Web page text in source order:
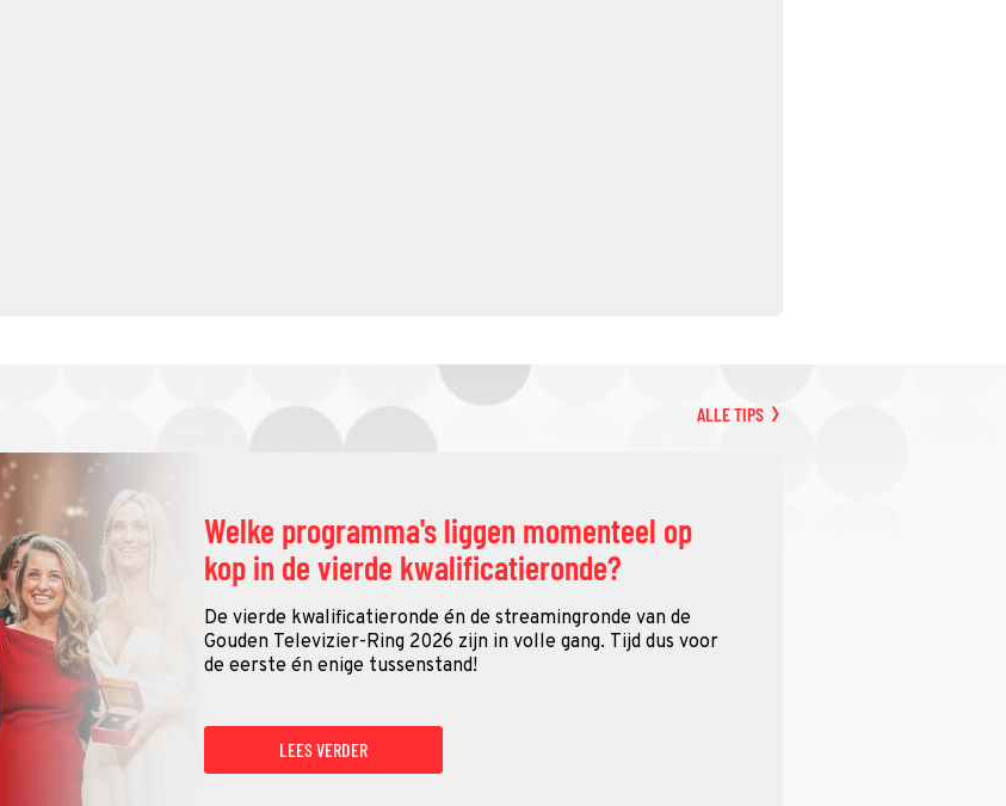
ALLE TIPS
Welke programma's liggen momenteel op
kop in de vierde kwalificatieronde?
De vierde kwalificatieronde én de streamingronde van de
Gouden Televizier-Ring 2026 zijn in volle gang. Tijd dus voor
de eerste én enige tussenstand!
LEES VERDER